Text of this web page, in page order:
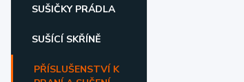
SUŠIČKY PRÁDLA
SUŠÍCÍ SKŘÍNĚ
PŘÍSLUŠENSTVÍ K